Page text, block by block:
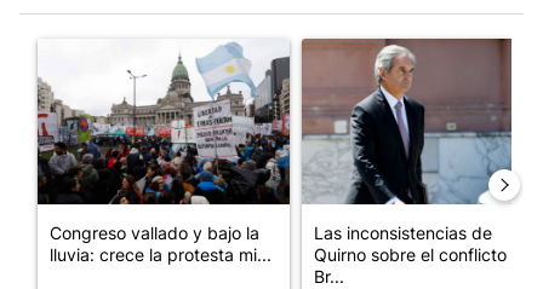
Un artículo de tendencia con el título "Congreso vallado y
Congreso vallado y bajo la
lluvia: crece la protesta mi...
Un artículo de tendencia con
Las inconsistencias de
Quirno sobre el conflicto con
Br...